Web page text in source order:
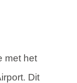
met het
Dit